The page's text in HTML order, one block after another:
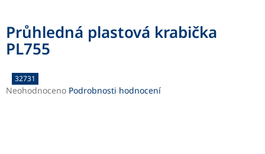
Průhledná plastová krabička
PL755
32731
Průměrné
Neohodnoceno Podrobnosti hodnocení